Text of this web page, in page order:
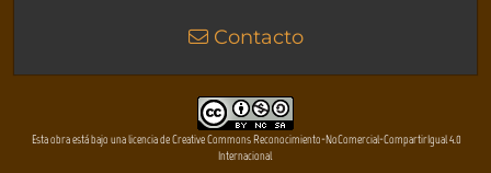
Contacto
Esta obra está bajo una licencia de Creative Commons Reconocimiento-NoComercial-CompartirIgual 4.0
Internacional